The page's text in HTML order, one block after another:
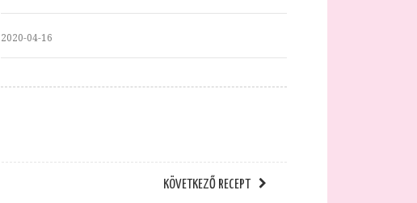
2020-04-16
KÖVETKEZŐ RECEPT